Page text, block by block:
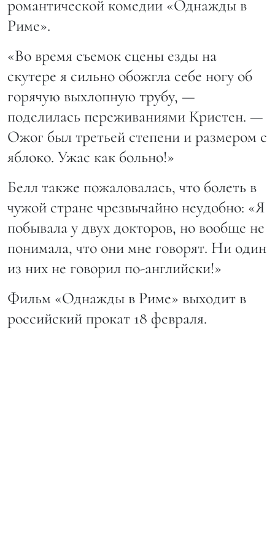
романтической комедии «Однажды в
Риме».
«Во время съемок сцены езды на
скутере я сильно обожгла себе ногу об
горячую выхлопную трубу, —
поделилась переживаниями Кристен. —
Ожог был третьей степени и размером с
яблоко. Ужас как больно!»
Белл также пожаловалась, что болеть в
чужой стране чрезвычайно неудобно: «Я
побывала у двух докторов, но вообще не
понимала, что они мне говорят. Ни один
из них не говорил по-английски!»
Фильм «Однажды в Риме» выходит в
российский прокат 18 февраля.